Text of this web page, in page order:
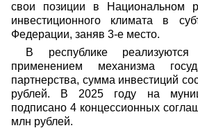
свои позиции в Национальном
инвестиционного климата в
Федерации, заняв 3-е место.
В республике
применением механизма
партнерства, сумма инвестиций
рублей. В 2025 году на
подписано 4 концессионных
млн рублей.